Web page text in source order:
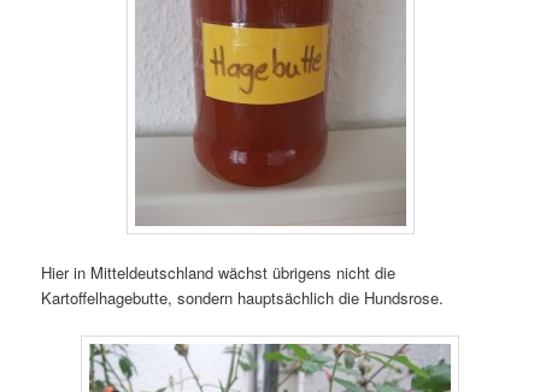
Hier in Mitteldeutschland wächst übrigens nicht die
Kartoffelhagebutte, sondern hauptsächlich die Hundsrose.